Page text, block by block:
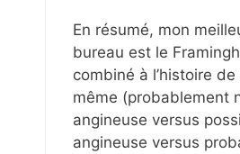
En résumé, mon
bureau est le
combiné à l’histoire
même (probablement
angineuse versus
angineuse versus